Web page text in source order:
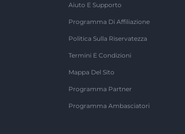
Aiuto E Supporto
Programma Di Affiliazione
Politica Sulla Riservatezza
Termini E Condizioni
Mappa Del Sito
Programma Partner
Programma Ambasciatori